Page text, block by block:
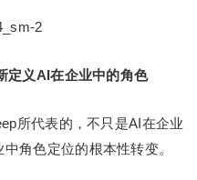
定义AI在企业中的角色
所代表的，不只是AI在企业
角色定位的根本性转变。